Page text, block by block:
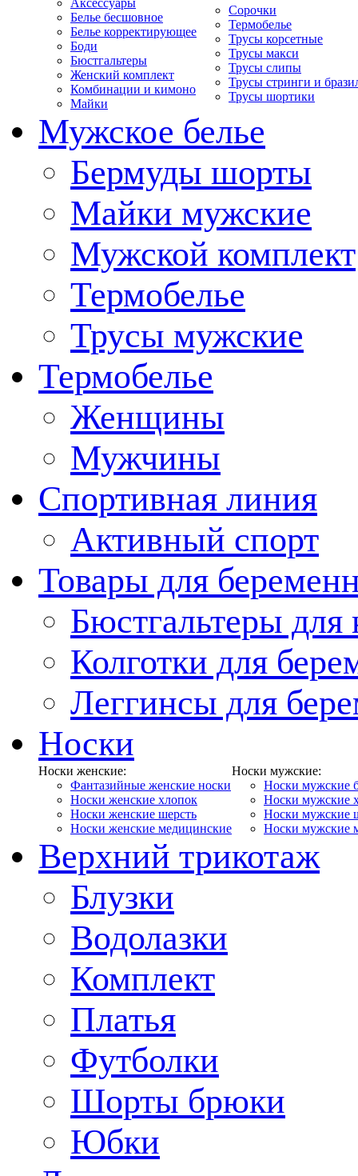
Аксессуары
Белье бесшовное
Белье корректирующее
Боди
Бюстгальтеры
Женский комплект
Комбинации и кимоно
Майки
Сорочки
Термобелье
Трусы корсетные
Трусы макси
Трусы слипы
Трусы стринги и
Трусы шортики
Мужское белье
Бермуды шорты
Майки мужские
Мужской комплект
Термобелье
Трусы мужские
Термобелье
Женщины
Мужчины
Спортивная линия
Активный спорт
Товары для
Бюстгальтеры
Колготки для
Леггинсы для
Носки
Носки женские:
Фантазийные женские носки
Носки женские хлопок
Носки женские шерсть
Носки женские медицинские
Носки мужские:
Носки мужские
Носки мужские
Носки мужские
Носки мужские
Верхний трикотаж
Блузки
Водолазки
Комплект
Платья
Футболки
Шорты брюки
Юбки